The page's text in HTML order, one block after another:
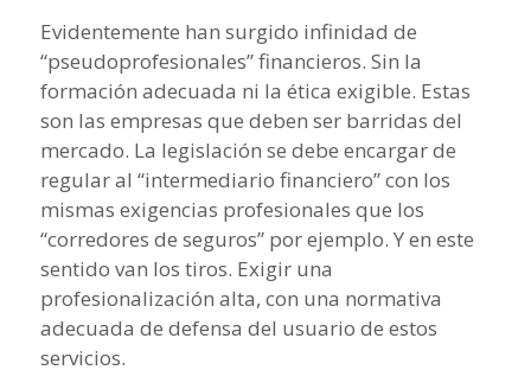
Evidentemente han surgido infinidad de
“pseudoprofesionales” financieros. Sin la
formación adecuada ni la ética exigible. Estas
son las empresas que deben ser barridas del
mercado. La legislación se debe encargar de
regular al “intermediario financiero” con los
mismas exigencias profesionales que los
“corredores de seguros” por ejemplo. Y en este
sentido van los tiros. Exigir una
profesionalización alta, con una normativa
adecuada de defensa del usuario de estos
servicios.